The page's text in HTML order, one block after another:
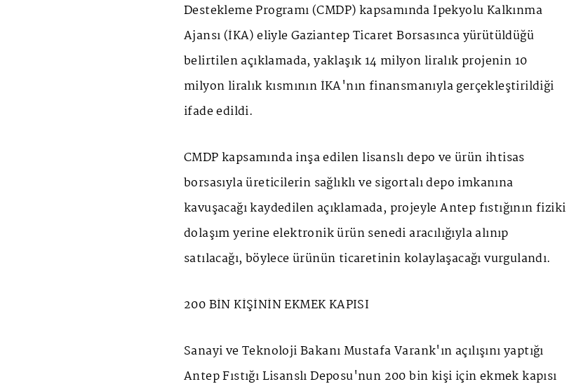
Destekleme Programı (CMDP) kapsamında İpekyolu Kalkınma
Ajansı (İKA) eliyle Gaziantep Ticaret Borsasınca yürütüldüğü
belirtilen açıklamada, yaklaşık 14 milyon liralık projenin 10
milyon liralık kısmının İKA'nın finansmanıyla gerçekleştirildiği
ifade edildi.
CMDP kapsamında inşa edilen lisanslı depo ve ürün ihtisas
borsasıyla üreticilerin sağlıklı ve sigortalı depo imkanına
kavuşacağı kaydedilen açıklamada, projeyle Antep fıstığının fiziki
dolaşım yerine elektronik ürün senedi aracılığıyla alınıp
satılacağı, böylece ürünün ticaretinin kolaylaşacağı vurgulandı.
200 BİN KİŞİNİN EKMEK KAPISI
Sanayi ve Teknoloji Bakanı Mustafa Varank'ın açılışını yaptığı
Antep Fıstığı Lisanslı Deposu'nun 200 bin kişi için ekmek kapısı